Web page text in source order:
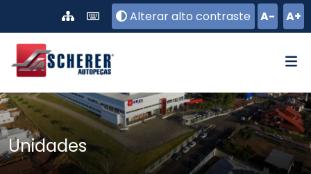
Alterar alto contraste
A- A+
Unidades